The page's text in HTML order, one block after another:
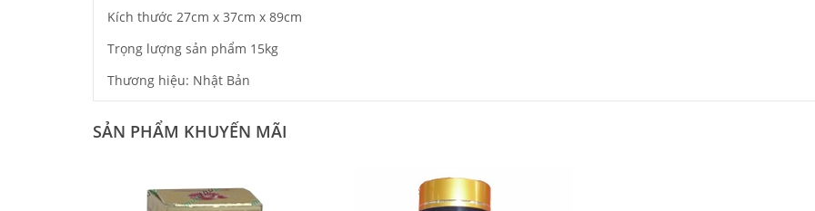
Kích thước 27cm x 37cm x 89cm
Trọng lượng sản phẩm 15kg
Thương hiệu: Nhật Bản
SẢN PHẨM KHUYẾN MÃI